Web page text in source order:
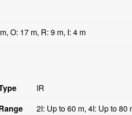
O: 17 m, R: 9 m, I: 4 m
IR
2I: Up to 60 m, 4I: Up to 80